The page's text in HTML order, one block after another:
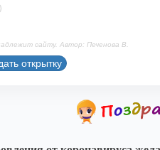
сайту. Автор: Печенова В.
открытку